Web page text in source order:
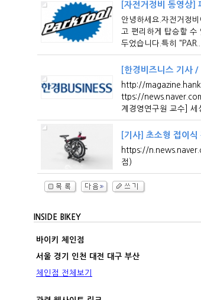
[자전거정비 동영상]
안녕하세요.자전거정
고 편리하게 탑승할 수
두었습니다.특히 "PAR..
[한경비즈니스 기사
http://
ttps://
계경영연구원 교수] 세
[기사] 초소형 접이
https://
점)
INSIDE BIKEY
바이키 체인점
서울 경기 인천 대전 대구 부산
체인점 전체보기